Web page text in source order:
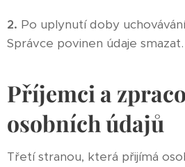
2. Po uplynutí doby
Správce povinen údaje smazat.
Příjemci a
osobních údajů
Třetí stranou, která přijímá